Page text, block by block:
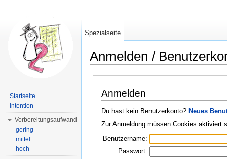
Anmelden /
Anmelden
Du hast kein Benutzerkonto? Neues
Zur Anmeldung müssen Cookies aktiviert
Benutzername:
Passwort:
Spezialseite
Startseite
Intention
Vorbereitungsaufwand
gering
mittel
hoch